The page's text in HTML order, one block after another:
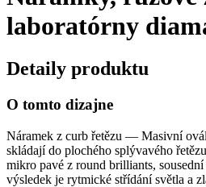
laboratórny
Detaily produktu
O tomto dizajne
Náramek z curb řetězu — Masivní
skládají do plochého splývavého
mikro pavé z round brilliants, sousední
výsledek je rytmické střídání světla a